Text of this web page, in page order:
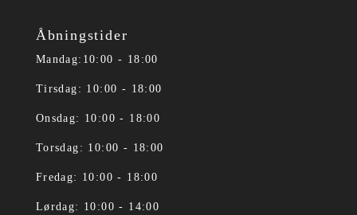
Åbningstider
Mandag:10:00 - 18:00
Tirsdag: 10:00 - 18:00
Onsdag: 10:00 - 18:00
Torsdag: 10:00 - 18:00
Fredag: 10:00 - 18:00
Lørdag: 10:00 - 14:00